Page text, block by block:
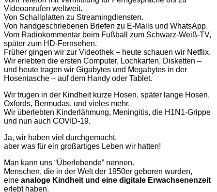
Videoanrufen weltweit.
Von Schallplatten zu Streamingdiensten.
Von handgeschriebenen Briefen zu E-Mails und WhatsApp.
Vom Radiokommentar beim Fußball zum Schwarz-Weiß-TV,
später zum HD-Fernsehen.
Früher gingen wir zur Videothek – heute schauen wir Netflix.
Wir erlebten die ersten Computer, Lochkarten, Disketten –
und heute tragen wir Gigabytes und Megabytes in der
Hosentasche – auf dem Handy oder Tablet.
Wir trugen in der Kindheit kurze Hosen, später lange Hosen,
Oxfords, Bermudas, und vieles mehr.
Wir überlebten Kinderlähmung, Meningitis, die H1N1-Grippe
und nun auch COVID-19.
Ja, wir haben viel durchgemacht,
aber was für ein großartiges Leben wir hatten!
Man kann uns “Überlebende” nennen.
Menschen, die in der Welt der 1950er geboren wurden,
eine analoge Kindheit und eine digitale Erwachsenenzeit
erlebt haben.